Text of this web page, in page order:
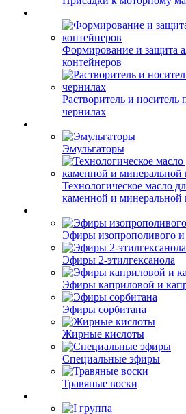
Формирование и защита
контейнеров
Растворитель и
чернилах
Эмульгаторы
Технологическое масло
каменной и минеральной
Эфиры изопрополивого и
Эфиры 2-этилгексанола
Эфиры каприловой и
Эфиры сорбитана
Жирные кислоты
Специальные эфиры
Травяные воски